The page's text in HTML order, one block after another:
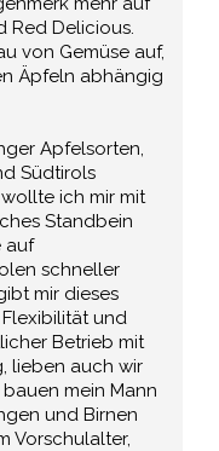
Red Delicious.
von Gemüse auf,
Äpfeln abhängig
Apfelsorten,
Südtirols
ich mir mit
Standbein
auf
schneller
mir dieses
und
Betrieb mit
lieben auch wir
bauen mein Mann
und Birnen
Vorschulalter,